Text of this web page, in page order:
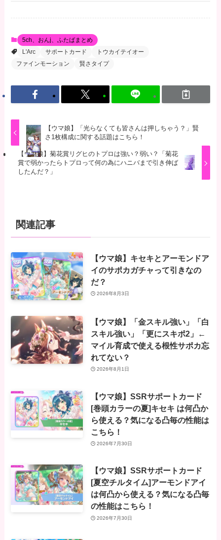
5ch、おんj、ふたばまとめ
L'Arc
サポートカード
トウカイテイオー
ファインモーション
賢さタイプ
【ウマ娘】「光らなくても皆さんは押しちゃう？」賢
さ1枚構成に関する話題はこちら！
【ウマ娘】菊花賞リグヒのトプロは強い？弱い？「菊花
賞で弱かったらトプロって何の為にハニバまで引き伸ば
したんだ？」
関連記事
【ウマ娘】キセキとアーモンドア
イのサポカガチャって引きなの
だ？
2026年8月3日
【ウマ娘】「金スキル強い」「白
スキル強い」「更にスキポ2」←
マイル育成で使える根性サポカ忘
れてない？
2026年8月1日
【ウマ娘】SSRサポートカード
[巻頭カラーの夏]キセキ は何凸か
ら使える？気になる凸毎の性能は
こちら！
2026年7月30日
【ウマ娘】SSRサポートカード
[夏空チルタイム]アーモンドアイ
は何凸から使える？気になる凸毎
の性能はこちら！
2026年7月30日